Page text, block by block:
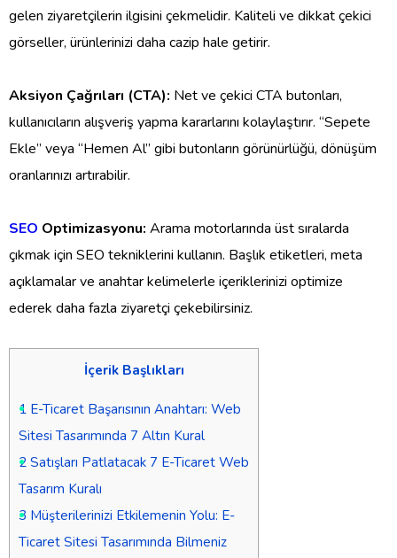
gelen ziyaretçilerin ilgisini çekmelidir. Kaliteli ve dikkat çekici
görseller, ürünlerinizi daha cazip hale getirir.
Aksiyon Çağrıları (CTA): Net ve çekici CTA butonları,
kullanıcıların alışveriş yapma kararlarını kolaylaştırır. “Sepete
Ekle” veya “Hemen Al” gibi butonların görünürlüğü, dönüşüm
oranlarınızı artırabilir.
SEO Optimizasyonu: Arama motorlarında üst sıralarda
çıkmak için SEO tekniklerini kullanın. Başlık etiketleri, meta
açıklamalar ve anahtar kelimelerle içeriklerinizi optimize
ederek daha fazla ziyaretçi çekebilirsiniz.
İçerik Başlıkları
1 E-Ticaret Başarısının Anahtarı: Web
Sitesi Tasarımında 7 Altın Kural
2 Satışları Patlatacak 7 E-Ticaret Web
Tasarım Kuralı
3 Müşterilerinizi Etkilemenin Yolu: E-
Ticaret Sitesi Tasarımında Bilmeniz